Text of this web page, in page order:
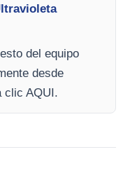
del equipo
desde
clic AQUI.